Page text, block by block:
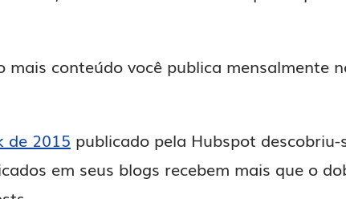
mais conteúdo você publica mensalmente
de 2015 publicado pela Hubspot
em seus blogs recebem mais que o